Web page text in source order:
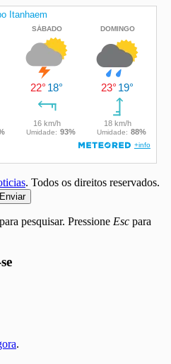
. Todos os direitos reservados.
Enviar
pesquisar. Pressione Esc para
.